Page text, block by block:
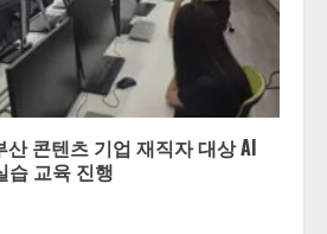
산 콘텐츠 기업 재직자 대상 AI
습 교육 진행